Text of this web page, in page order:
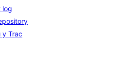
log
у Trac